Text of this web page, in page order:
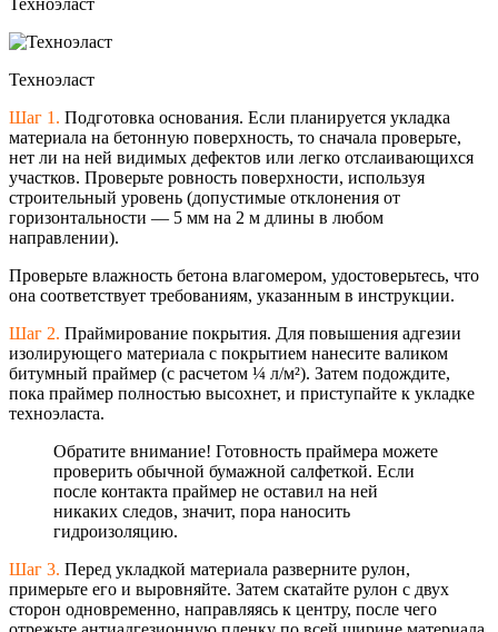
Техноэласт
Шаг 1. Подготовка основания. Если планируется укладка
материала на бетонную поверхность, то сначала проверьте,
нет ли на ней видимых дефектов или легко отслаивающихся
участков. Проверьте ровность поверхности, используя
строительный уровень (допустимые отклонения от
горизонтальности — 5 мм на 2 м длины в любом
направлении).
Проверьте влажность бетона влагомером, удостоверьтесь, что
она соответствует требованиям, указанным в инструкции.
Шаг 2. Праймирование покрытия. Для повышения адгезии
изолирующего материала с покрытием нанесите валиком
битумный праймер (с расчетом ¼ л/м²). Затем подождите,
пока праймер полностью высохнет, и приступайте к укладке
техноэласта.
Обратите внимание! Готовность праймера можете
проверить обычной бумажной салфеткой. Если
после контакта праймер не оставил на ней
никаких следов, значит, пора наносить
гидроизоляцию.
Шаг 3. Перед укладкой материала разверните рулон,
примерьте его и выровняйте. Затем скатайте рулон с двух
сторон одновременно, направляясь к центру, после чего